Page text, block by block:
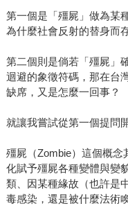
第一個是「殭屍」做為某
為什麼社會反射的替身而
第二個則是倘若「殭屍」
迴避的象徵符碼，那在台
缺席，又是怎麼一回事？
就讓我嘗試從第一個提問
殭屍（Zombie）這個概念
化賦予殭屍各種變體與變
類、因某種緣故（也許是
毒感染，還是被什麼法